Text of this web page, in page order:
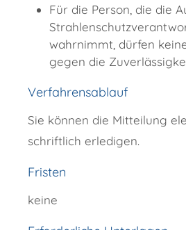
Für die Person, die die
wahrnimmt, dürfen keine
gegen die
Verfahrensablauf
Sie können die Mitteilung
schriftlich erledigen.
Fristen
keine